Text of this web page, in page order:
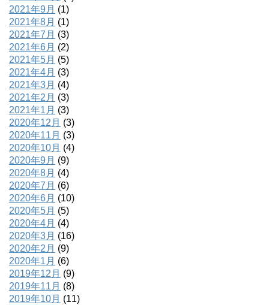
2021年9月 (1)
2021年8月 (1)
2021年7月 (3)
2021年6月 (2)
2021年5月 (5)
2021年4月 (3)
2021年3月 (4)
2021年2月 (3)
2021年1月 (3)
2020年12月 (3)
2020年11月 (3)
2020年10月 (4)
2020年9月 (9)
2020年8月 (4)
2020年7月 (6)
2020年6月 (10)
2020年5月 (5)
2020年4月 (4)
2020年3月 (16)
2020年2月 (9)
2020年1月 (6)
2019年12月 (9)
2019年11月 (8)
2019年10月 (11)